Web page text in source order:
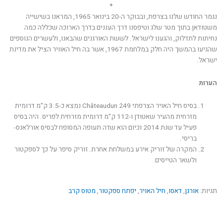
*
נגמר החודש שלנו בצרפת, ובבוקר ה-20 בינואר 1965, המראנו בשישייה
משטודאן בתוך מטר שלג וטיפסנו דרך העננים בדרך הארוכה שכללה כמה
נחיתות לתדלוק, והגענו לישראל. לששת האורגנים שהבאנו, ולעשרים הנוספים
שהגיעו בהמשך היה חלק במלחמת 1967, אשר בה חיל האוויר הציל את מדינת
ישראל.
הערות
בסיס חיל האויר הצרפתי 249 Châteaudun נמצא כ-3.5 ק"מ דרומית
מזרחית מהעיר שאטודן ו-112 ק"מ דרומית מזרחית לפריס. היה בסיס
פעיל עד שנת 2014 וכיום הוא שדה תעופה המסופח לבסיס אורלאנס-
בריסי.
המקרה של זוריק אירע במשלחת אחרת. זוריק סיפר על כך לספקטור
ולשאר הטייסים.
תגיות: אורגן,דאסו, חיל האויר, יפתח ספקטור, מטוס קרב